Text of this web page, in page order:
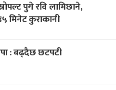
पुगे रवि लामिछाने,
मिनेट कुराकानी
: बढ्दैछ छटपटी